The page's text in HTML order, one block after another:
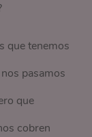
que tenemos
pasamos
que
cobren